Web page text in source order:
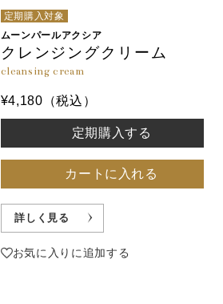
定期購入対象
ムーンパールアクシア
クレンジングクリーム
cleansing cream
¥4,180（税込）
定期購入する
カートに入れる
詳しく見る
お気に入りに追加する